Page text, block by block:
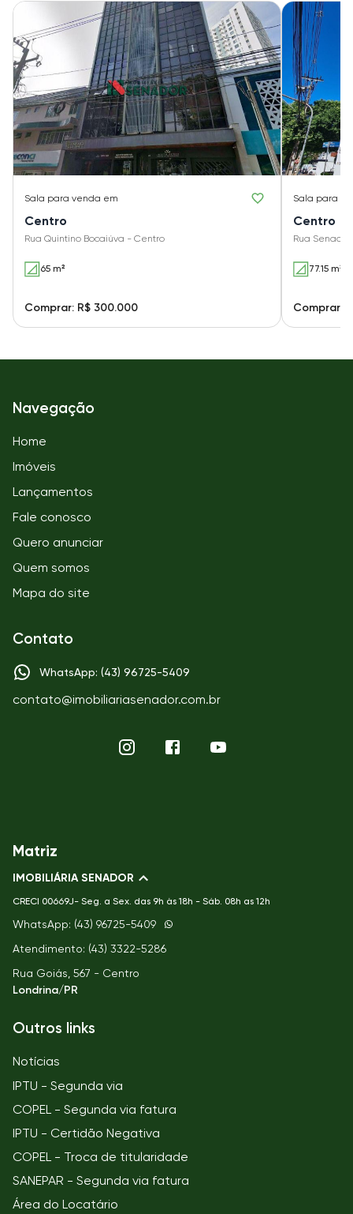
Sala para venda em
Centro
Rua Quintino Bocaiúva - Centro
65 m²
Comprar: R$ 300.000
Sala para
Centro
Rua
77.15 m²
Comprar:
Navegação
Home
Imóveis
Lançamentos
Fale conosco
Quero anunciar
Quem somos
Mapa do site
Contato
WhatsApp: (43) 96725-5409
contato@imobiliariasenador.com.br
Matriz
IMOBILIÁRIA SENADOR
CRECI 00669J- Seg. a Sex. das 9h às 18h - Sáb. 08h as 12h
WhatsApp: (43) 96725-5409
Atendimento: (43) 3322-5286
Rua Goiás, 567 - Centro
Londrina/PR
Outros links
Notícias
IPTU - Segunda via
COPEL - Segunda via fatura
IPTU - Certidão Negativa
COPEL - Troca de titularidade
SANEPAR - Segunda via fatura
Área do Locatário